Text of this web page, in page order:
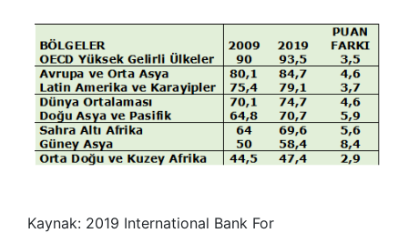
Kaynak: 2019 International Bank For